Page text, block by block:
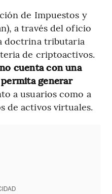
de Impuestos y
a través del oficio
doctrina tributaria
de criptoactivos.
cuenta con una
generar
a usuarios como a
de activos virtuales.